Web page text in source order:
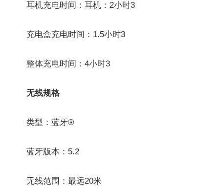
耳机充电时间：耳机：2小时3
充电盒充电时间：1.5小时3
整体充电时间：4小时3
无线规格
类型：蓝牙®
蓝牙版本：5.2
无线范围：最远20米